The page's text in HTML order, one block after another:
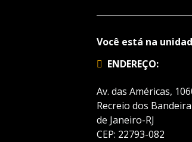
Você está na
ENDEREÇO:
Av. das Américas,
Recreio dos
de Janeiro-RJ
CEP: 22793-082